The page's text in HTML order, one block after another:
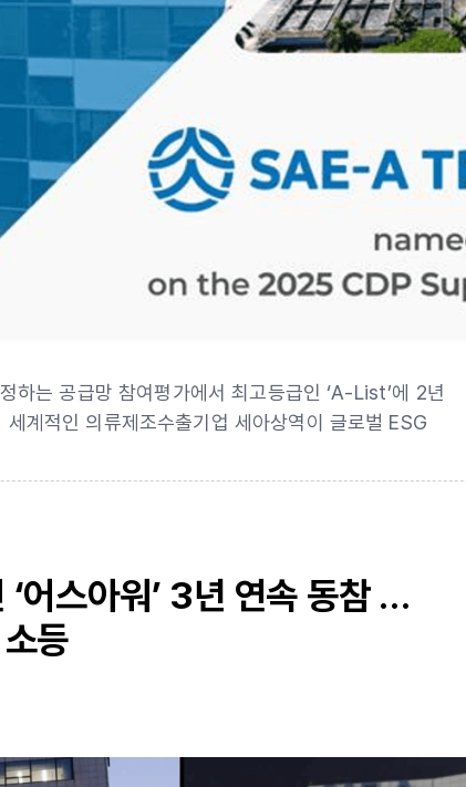
는 공급망 참여평가에서 최고등급인 ‘A-List’에 2년
계적인 의류제조수출기업 세아상역이 글로벌 ESG
어스아워’ 3년 연속 동참 …
등